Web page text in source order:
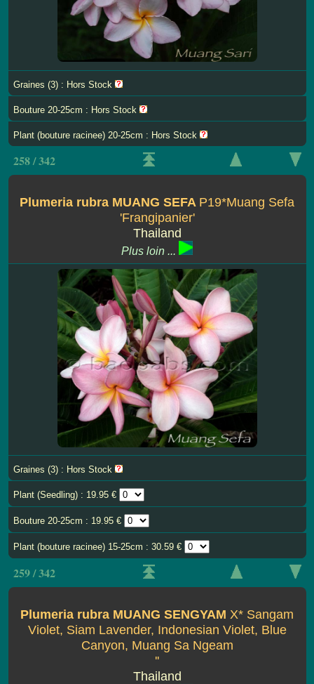
Graines (3) : Hors Stock
Bouture 20-25cm : Hors Stock
Plant (bouture racinee) 20-25cm : Hors Stock
258 / 342
Plumeria rubra MUANG SEFA P19*Muang Sefa
'Frangipanier'
Thailand
Plus loin ...
Graines (3) : Hors Stock
Plant (Seedling) : 19.95 €
Bouture 20-25cm : 19.95 €
Plant (bouture racinee) 15-25cm : 30.59 €
259 / 342
Plumeria rubra MUANG SENGYAM X* Sangam
Violet, Siam Lavender, Indonesian Violet, Blue
Canyon, Muang Sa Ngeam
''
Thailand